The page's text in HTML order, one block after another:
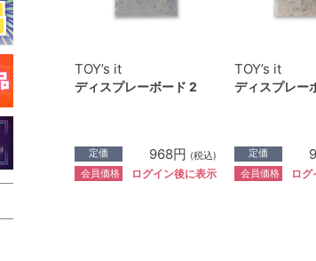
TOY’s it
ディスプレーボード 2
定価 968円 (税込)
会員価格 ログイン後に表示
TOY’s it
ディスプレー
定価
会員価格 ロ